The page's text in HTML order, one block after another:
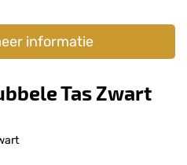
informatie
Tas Zwart